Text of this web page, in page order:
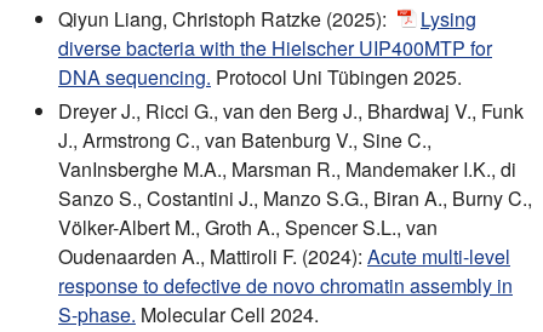
Qiyun Liang, Christoph Ratzke (2025):
Lysing
diverse bacteria with the Hielscher UIP400MTP for
DNA sequencing. Protocol Uni Tübingen 2025.
Dreyer J., Ricci G., van den Berg J., Bhardwaj V., Funk
J., Armstrong C., van Batenburg V., Sine C.,
VanInsberghe M.A., Marsman R., Mandemaker I.K., di
Sanzo S., Costantini J., Manzo S.G., Biran A., Burny C.,
Völker-Albert M., Groth A., Spencer S.L., van
Oudenaarden A., Mattiroli F. (2024): Acute multi-level
response to defective de novo chromatin assembly in
S-phase. Molecular Cell 2024.